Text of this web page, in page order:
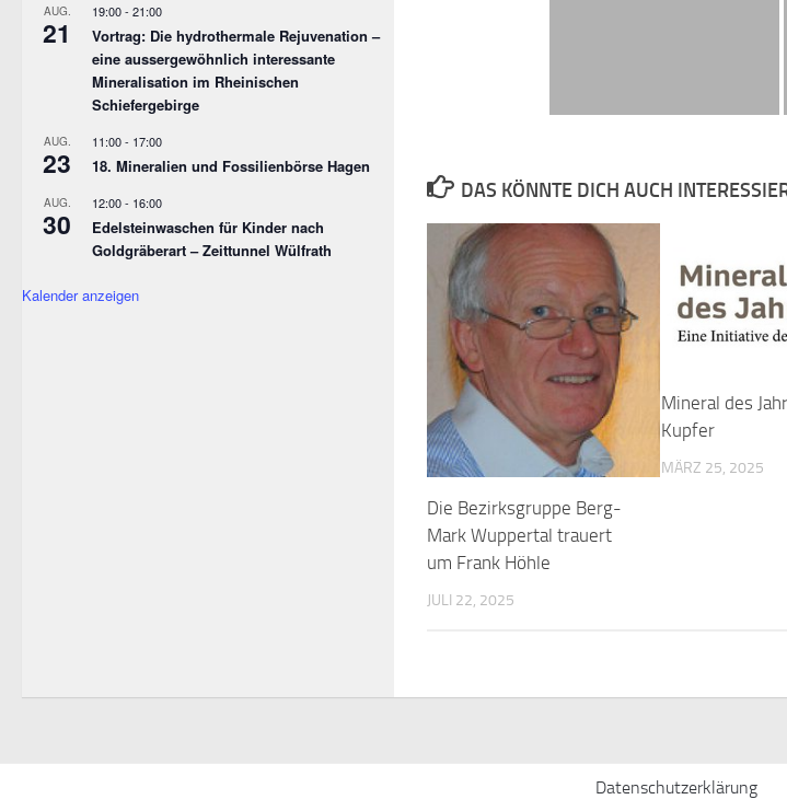
DAS KÖNNTE DICH AUCH
Die Bezirksgruppe Berg-
Mark Wuppertal trauert
um Frank Höhle
JULI 22, 2025
Mineral des
Kupfer
MÄRZ 25, 2025
AUG.
21
19:00- 21:00
Vortrag: Die hydrothermale Rejuvenation –
eine aussergewöhnlich interessante
Mineralisation im Rheinischen
Schiefergebirge
AUG.
23
11:00- 17:00
18. Mineralien und Fossilienbörse Hagen
AUG.
30
12:00- 16:00
Edelsteinwaschen für Kinder nach
Goldgräberart – Zeittunnel Wülfrath
Kalender anzeigen
Datenschutzerklärung